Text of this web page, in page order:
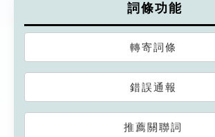
詞條功能
轉寄詞條
錯誤通報
推薦關聯詞